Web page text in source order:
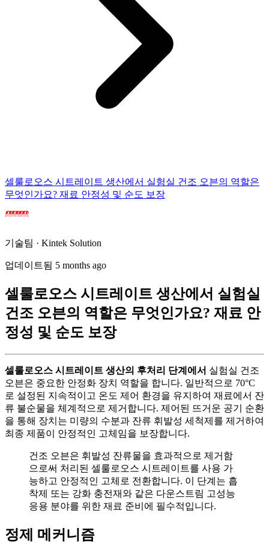
셀룰로오스 시트레이트 생산에서 실험실 건조 오븐의 역할은
무엇인가요? 재료 안정성 및 순도 보장
기술팀 · Kintek Solution
업데이트됨 5 months ago
셀룰로오스 시트레이트 생산에서 실험실
건조 오븐의 역할은 무엇인가요? 재료 안
정성 및 순도 보장
셀룰로오스 시트레이트 생산의 후처리 단계에서 실험실 건조
오븐은 중요한 안정화 장치 역할을 합니다. 일반적으로 70°C
로 설정된 지속적이고 온도 제어 환경을 유지하여 재료에서 잔
류 불순물을 체계적으로 제거합니다. 제어된 뜨거운 공기 순환
을 통해 장치는 미량의 수분과 잔류 휘발성 세척제를 제거하여
최종 제품이 안정적인 고체임을 보장합니다.
건조 오븐은 휘발성 잔류물을 효과적으로 제거함
으로써 처리된 셀룰로오스 시트레이트를 사용 가
능하고 안정적인 고체로 전환합니다. 이 단계는 흡
착제 또는 강화 충전재와 같은 다운스트림 고성능
응용 분야를 위한 재료 준비에 필수적입니다.
정제 메커니즘